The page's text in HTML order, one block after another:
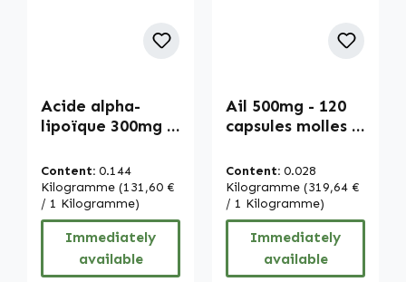
Acide alpha-
lipoïque 300mg -
molles - acide
gras soufré |
Warnke
Vitalstoffe
Content: 0.144
Kilogramme (131,60 €
/ 1 Kilogramme)
Immediately
available
Ail 500mg - 120
capsules molles -
Allium sativum |
Warnke
Vitalstoffe
Content: 0.028
Kilogramme (319,64 €
/ 1 Kilogramme)
Immediately
available